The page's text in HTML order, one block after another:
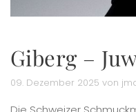
Giberg –
09. Dezember 2025 von